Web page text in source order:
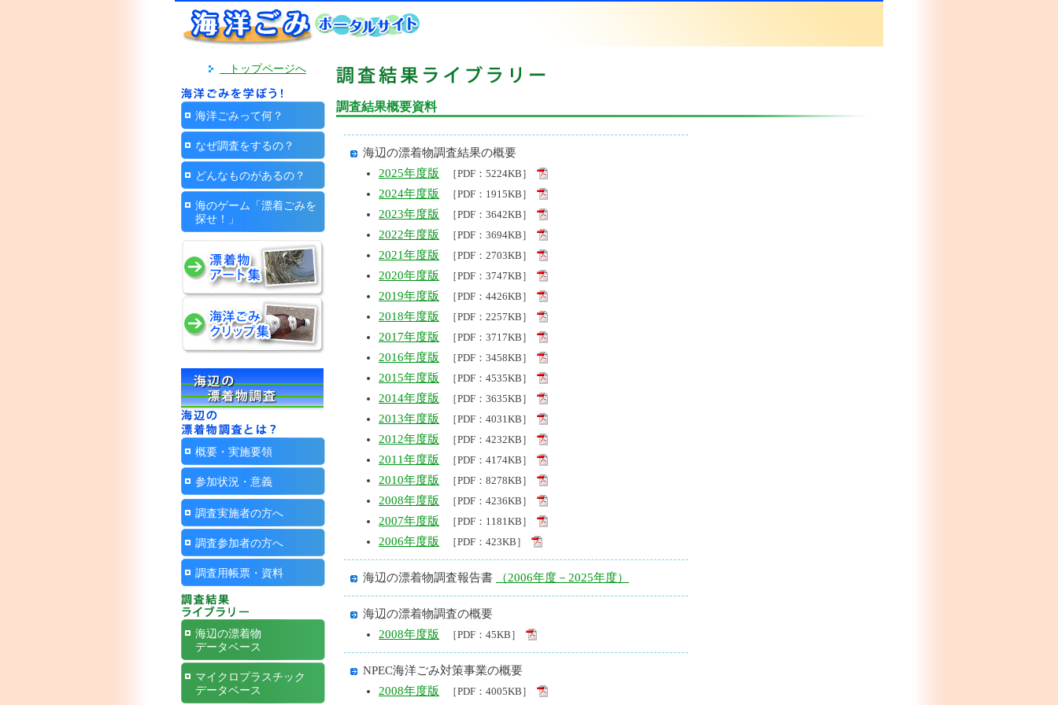
トップページへ
海洋ごみって何？
なぜ調査をするの？
どんなものがあるの？
海のゲーム「漂着ごみを
探せ！」
概要・実施要領
参加状況・意義
調査実施者の方へ
調査参加者の方へ
調査用帳票・資料
海辺の漂着物
データベース
マイクロプラスチック
データベース
調査結果概要資料
海辺の漂着物調査結果の概要
2025年度版
［PDF：5224KB］
2024年度版 ［PDF：1915KB］
2023年度版 ［PDF：3642KB］
2022年度版 ［PDF：3694KB］
2021年度版 ［PDF：2703KB］
2020年度版 ［PDF：3747KB］
2019年度版 ［PDF：4426KB］
2018年度版 ［PDF：2257KB］
2017年度版 ［PDF：3717KB］
2016年度版 ［PDF：3458KB］
2015年度版 ［PDF：4535KB］
2014年度版 ［PDF：3635KB］
2013年度版 ［PDF：4031KB］
2012年度版 ［PDF：4232KB］
2011年度版 ［PDF：4174KB］
2010年度版 ［PDF：8278KB］
2008年度版 ［PDF：4236KB］
2007年度版 ［PDF：1181KB］
2006年度版 ［PDF：423KB］
海辺の漂着物調査報告書 （2006年度－2025年度）
海辺の漂着物調査の概要
2008年度版
［PDF：45KB］
NPEC海洋ごみ対策事業の概要
2008年度版
［PDF：4005KB］